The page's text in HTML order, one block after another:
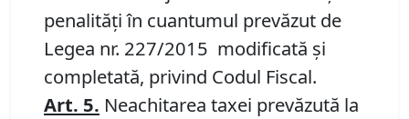
penalităţi în cuantumul prevăzut de
Legea nr. 227/2015 modificată şi
completată, privind Codul Fiscal.
Art. 5. Neachitarea taxei prevăzută la